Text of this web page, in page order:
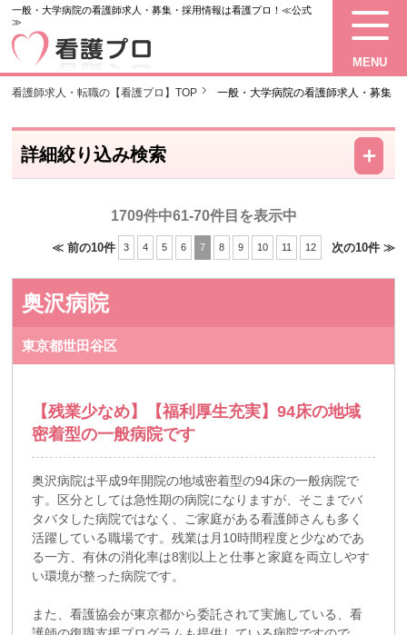
一般・大学病院の看護師求人・募集・採用情報は看護プロ！≪公式
≫
MENU
看護師求人・転職の【看護プロ】TOP 一般・大学病院の看護師求人・募集
詳細絞り込み検索 －
＋
1709件中61-70件目を表示中
≪ 前の10件 3 4 5 6 7 8 9 10 11 12 次の10件 ≫
奥沢病院
東京都世田谷区
【残業少なめ】【福利厚生充実】94床の地域
密着型の一般病院です
奥沢病院は平成9年開院の地域密着型の94床の一般病院で
す。区分としては急性期の病院になりますが、そこまでバ
タバタした病院ではなく、ご家庭がある看護師さんも多く
活躍している職場です。残業は月10時間程度と少なめであ
る一方、有休の消化率は8割以上と仕事と家庭を両立しやす
い環境が整った病院です。
また、看護協会が東京都から委託されて実施している、看